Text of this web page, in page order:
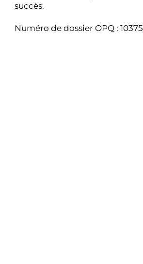
succès.
Numéro de dossier OPQ : 10375